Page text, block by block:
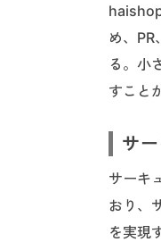
め、
る。小
すこと
サ
サーキ
おり、
を実現